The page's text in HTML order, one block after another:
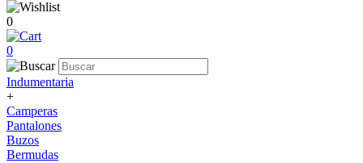
0
0
Indumentaria
+
Camperas
Pantalones
Buzos
Bermudas